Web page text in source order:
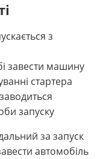
з
завести машину
стартера
запуску
за запуск
автомобіль